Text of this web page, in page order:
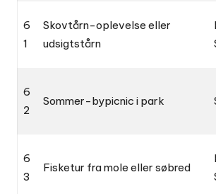
6
1
Skovtårn-oplevelse eller
udsigtstårn
6
2
Sommer-bypicnic i park
6
3
Fisketur fra mole eller søbred